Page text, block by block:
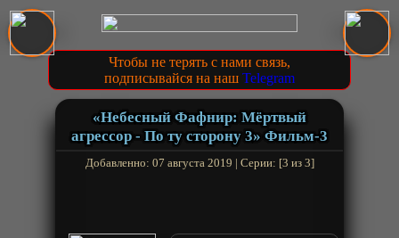
Чтобы не терять с нами связь,
подписывайся на наш Telegram
«Небесный Фафнир: Мёртвый
агрессор - По ту сторону 3» Фильм-3
Добавленно: 07 августа 2019 | Серии: [3 из 3]